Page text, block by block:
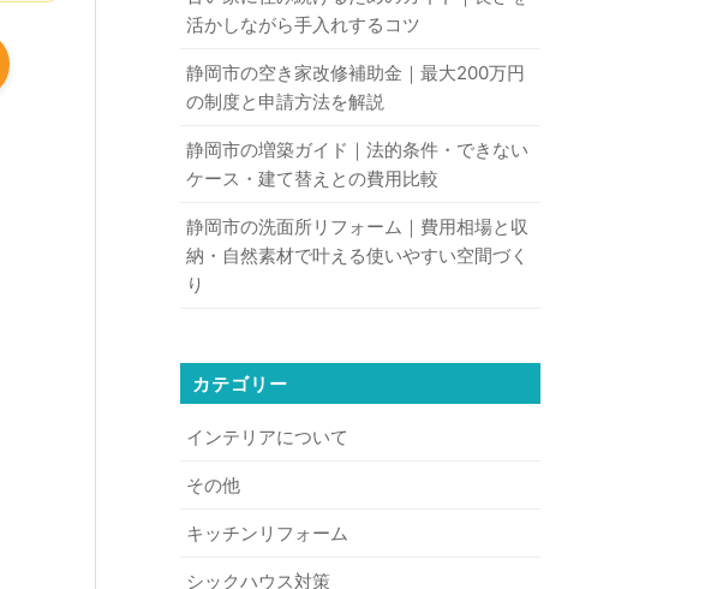
活かしながら手入れするコツ
静岡市の空き家改修補助金｜最大200万円
の制度と申請方法を解説
静岡市の増築ガイド｜法的条件・できない
ケース・建て替えとの費用比較
静岡市の洗面所リフォーム｜費用相場と収
納・自然素材で叶える使いやすい空間づく
り
カテゴリー
インテリアについて
その他
キッチンリフォーム
シックハウス対策